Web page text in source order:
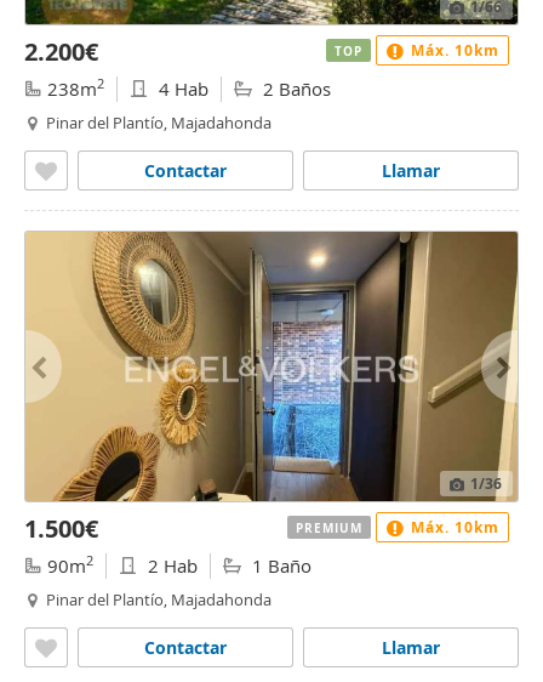
1/66
2.200€
238m2 4 Hab 2 Baños
Pinar del Plantío, Majadahonda
Llamar
Contactar
TOP Máx. 10km
1/36
1.500€
90m2 2 Hab 1 Baño
Pinar del Plantío, Majadahonda
Llamar
Contactar
PREMIUM Máx. 10km